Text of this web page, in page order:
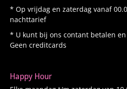
* Op vrijdag en zaterdag vanaf
nachttarief
* U kunt bij ons contant betalen
Geen creditcards
Happy Hour